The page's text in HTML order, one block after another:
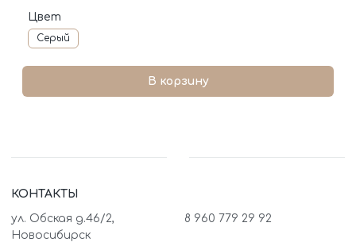
Цвет
Серый
В корзину
КОНТАКТЫ
ул. Обская д.46/2,
Новосибирск
8 960 779 29 92